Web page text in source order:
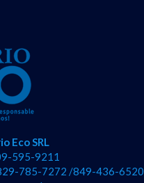
Eco SRL
595-9211
785-7272 /849-436-6520